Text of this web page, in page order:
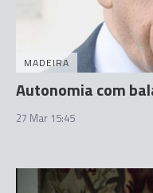
MADEIRA
Autonomia com
27 Mar 15:45